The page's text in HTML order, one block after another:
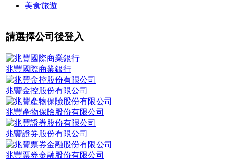
美食旅遊
請選擇公司後登入
兆豐國際商業銀行
兆豐金控股份有限公司
兆豐產物保險股份有限公司
兆豐證券股份有限公司
兆豐票券金融股份有限公司